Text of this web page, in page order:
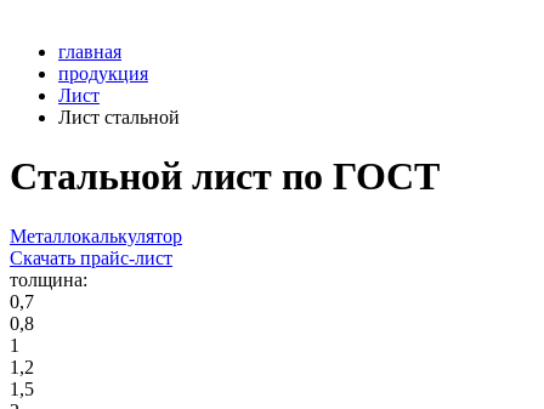
главная
продукция
Лист
Лист стальной
Стальной лист по ГОСТ
Металлокалькулятор
Скачать прайс-лист
толщина:
0,7
0,8
1
1,2
1,5